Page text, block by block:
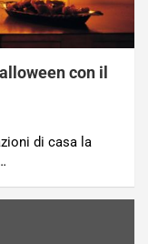
con il
di casa la